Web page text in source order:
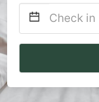
Navigate
to